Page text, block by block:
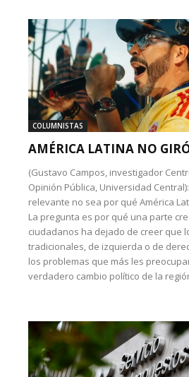
COLUMNISTAS
AMÉRICA LATINA NO
(Gustavo Campos, investigador
Opinión Pública, Universidad
relevante no sea por qué América
La pregunta es por qué una parte
ciudadanos ha dejado de creer que
tradicionales, de izquierda o de
los problemas que más les
verdadero cambio político de la